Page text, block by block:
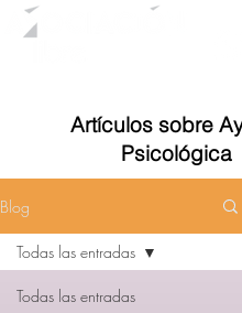
Artículos sobre
Psicológica
Blog
Todas las entradas
Todas las entradas